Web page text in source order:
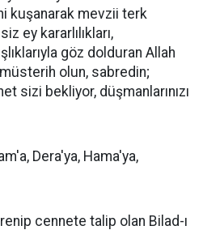
kuşanarak mevzii terk
ey kararlılıkları,
göz dolduran Allah
olun, sabredin;
sizi bekliyor, düşmanlarınızı
Dera'ya, Hama'ya,
cennete talip olan Bilad-ı